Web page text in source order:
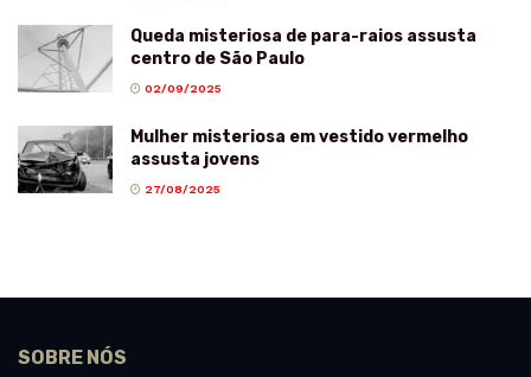
Queda misteriosa de para-raios assusta
centro de São Paulo
02/09/2025
Mulher misteriosa em vestido vermelho
assusta jovens
27/08/2025
SOBRE NÓS